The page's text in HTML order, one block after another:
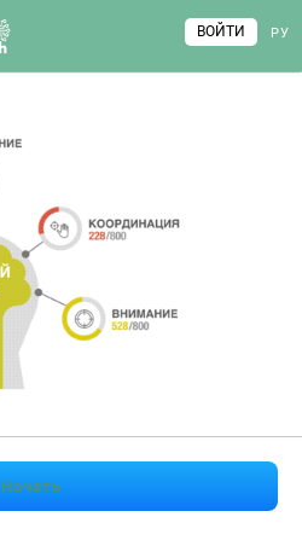
РУ
ВОЙТИ
Начать